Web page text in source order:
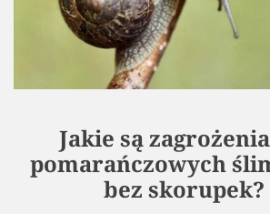
Jakie są
pomarańczowych
bez skorupek?